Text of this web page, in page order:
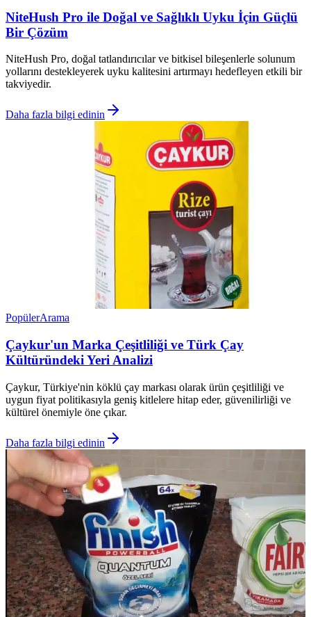
NiteHush Pro ile Doğal ve Sağlıklı Uyku İçin Güçlü
Bir Çözüm
NiteHush Pro, doğal tatlandırıcılar ve bitkisel bileşenlerle solunum
yollarını destekleyerek uyku kalitesini artırmayı hedefleyen etkili bir
takviyedir.
Daha fazla bilgi edinin
PopülerArama
Çaykur'un Marka Çeşitliliği ve Türk Çay
Kültüründeki Yeri Analizi
Çaykur, Türkiye'nin köklü çay markası olarak ürün çeşitliliği ve
uygun fiyat politikasıyla geniş kitlelere hitap eder, güvenilirliği ve
kültürel önemiyle öne çıkar.
Daha fazla bilgi edinin